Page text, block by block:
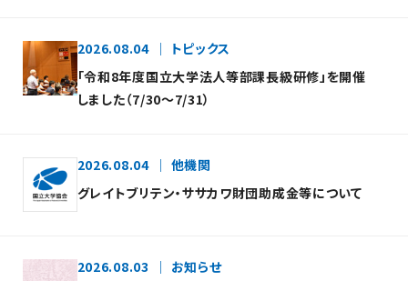
2026.08.04
トピックス
「令和8年度国立大学法人等部課長級研修」を開催
しました（7/30～7/31）
2026.08.04
他機関
グレイトブリテン・ササカワ財団助成金等について
2026.08.03
お知らせ